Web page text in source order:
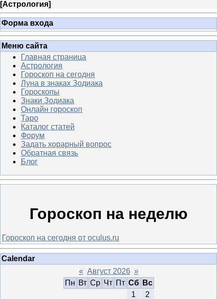
[Астрология]
Форма входа
Меню сайта
Главная страница
Астрология
Гороскоп на сегодня
Луна в знаках Зодиака
Гороскопы
Знаки Зодиака
Онлайн гороскоп
Таро
Каталог статей
Форум
Задать хорарный вопрос
Обратная связь
Блог
Гороскоп на неделю
Гороскоп на сегодня от oculus.ru
Calendar
« Август 2026 »
Пн Вт Ср Чт Пт Сб
Вс
1
2